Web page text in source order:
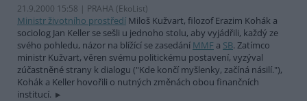
21.9.2000 15:58 | PRAHA (EkoList)
Ministr životního prostředí Miloš Kužvart, filozof Erazim Kohák a
sociolog Jan Keller se sešli u jednoho stolu, aby vyjádřili, každý ze
svého pohledu, názor na blížící se zasedání MMF a SB. Zatímco
ministr Kužvart, věren svému politickému postavení, vyzýval
zúčastněné strany k dialogu ("Kde končí myšlenky, začíná násilí."),
Kohák a Keller hovořili o nutných změnách obou finančních
institucí.